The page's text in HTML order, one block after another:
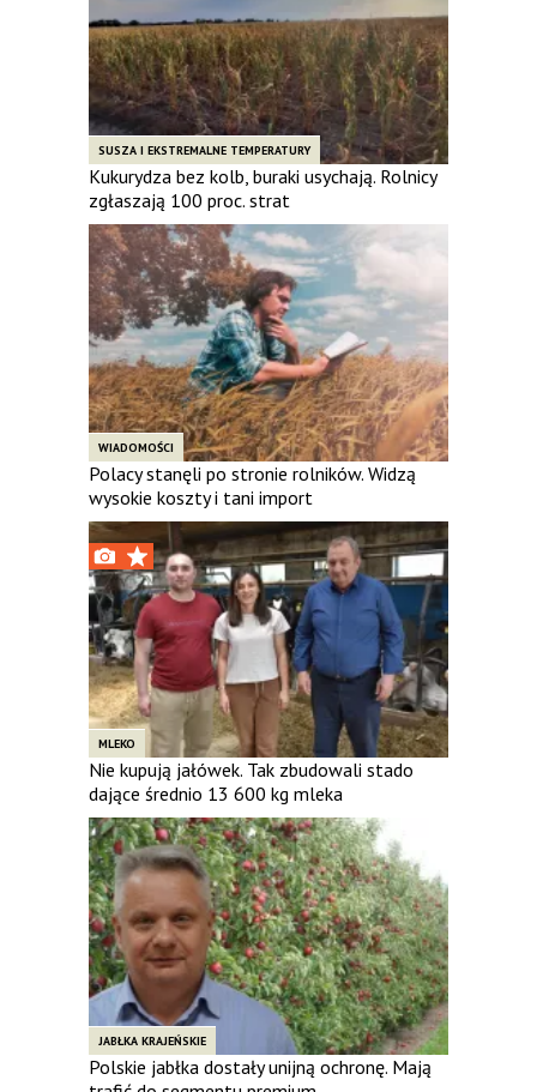
SUSZA I EKSTREMALNE TEMPERATURY
Kukurydza bez kolb, buraki usychają. Rolnicy
zgłaszają 100 proc. strat
WIADOMOŚCI
Polacy stanęli po stronie rolników. Widzą
wysokie koszty i tani import
MLEKO
Nie kupują jałówek. Tak zbudowali stado
dające średnio 13 600 kg mleka
JABŁKA KRAJEŃSKIE
Polskie jabłka dostały unijną ochronę. Mają